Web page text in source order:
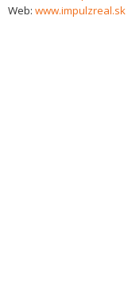
Web: www.impulzreal.sk